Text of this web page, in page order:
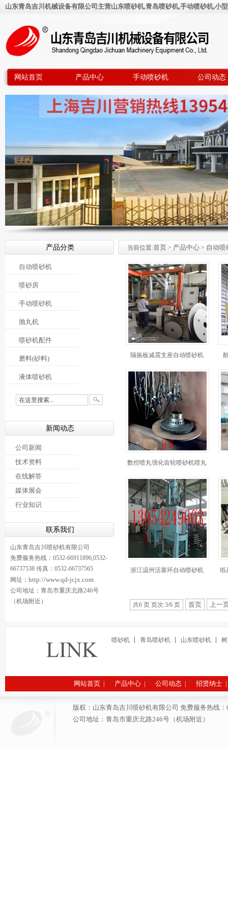
山东青岛吉川机械设备有限公司主营山东喷砂机,青岛喷砂机,手动喷砂机,小
网站首页 产品中心 手动喷砂机 公司动态
产品分类
自动喷砂机
喷砂房
手动喷砂机
抛丸机
喷砂机配件
磨料(砂料)
液体喷砂机
新闻动态
公司新闻
技术资料
在线解答
媒体展会
行业知识
联系我们
山东青岛吉川喷砂机有限公司
免费服务热线：0532-66911896,0532-
66737538 传真：0532-66737565
网址： http://www.qd-jcjx.com
公司地址：青岛市重庆北路246号
（机场附近）
当前位置:首页 > 产品中心 > 自动喷
隔振板减震支座自动喷砂机
数控喷丸强化齿轮喷砂机喷丸
机
浙江温州活塞环自动喷砂机 纸
共6 页 页次:3/6 页 首页 上一
喷砂机 青岛喷砂机 山东喷砂机
网站首页 产品中心 公司动态 招贤纳士
版权：山东青岛吉川喷砂机有限公司 免费服务热线
公司地址：青岛市重庆北路246号（机场附近）